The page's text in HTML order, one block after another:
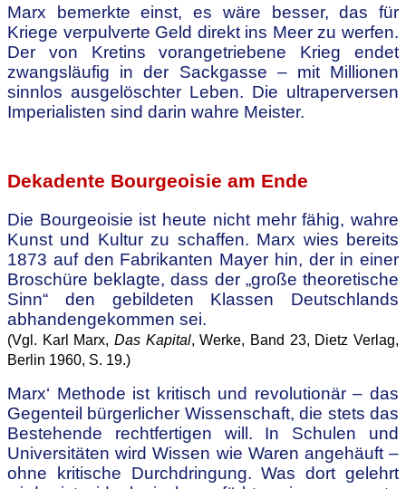
Marx bemerkte einst, es wäre besser, das für
Kriege verpulverte Geld direkt ins Meer zu werfen.
Der von Kretins vorangetriebene Krieg endet
zwangsläufig in der Sackgasse – mit Millionen
sinnlos ausgelöschter Leben. Die ultraperversen
Imperialisten sind darin wahre Meister.
Dekadente Bourgeoisie am Ende
Die Bourgeoisie ist heute nicht mehr fähig, wahre
Kunst und Kultur zu schaffen. Marx wies bereits
1873 auf den Fabrikanten Mayer hin, der in einer
Broschüre beklagte, dass der „große theoretische
Sinn“ den gebildeten Klassen Deutschlands
abhandengekommen sei.
(Vgl. Karl Marx, Das Kapital, Werke, Band 23, Dietz Verlag,
Berlin 1960, S. 19.)
Marx‘ Methode ist kritisch und revolutionär – das
Gegenteil bürgerlicher Wissenschaft, die stets das
Bestehende rechtfertigen will. In Schulen und
Universitäten wird Wissen wie Waren angehäuft –
ohne kritische Durchdringung. Was dort gelehrt